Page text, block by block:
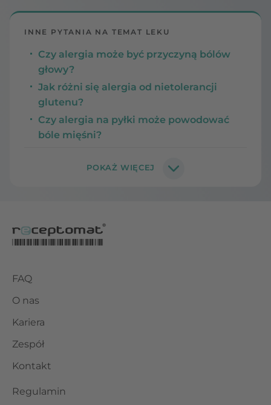
INNE PYTANIA NA TEMAT LEKU
Czy alergia może być przyczyną bólów
głowy?
Jak różni się alergia od nietolerancji
glutenu?
Czy alergia na pyłki może powodować
bóle mięśni?
FAQ
O nas
Kariera
Zespół
Kontakt
Regulamin